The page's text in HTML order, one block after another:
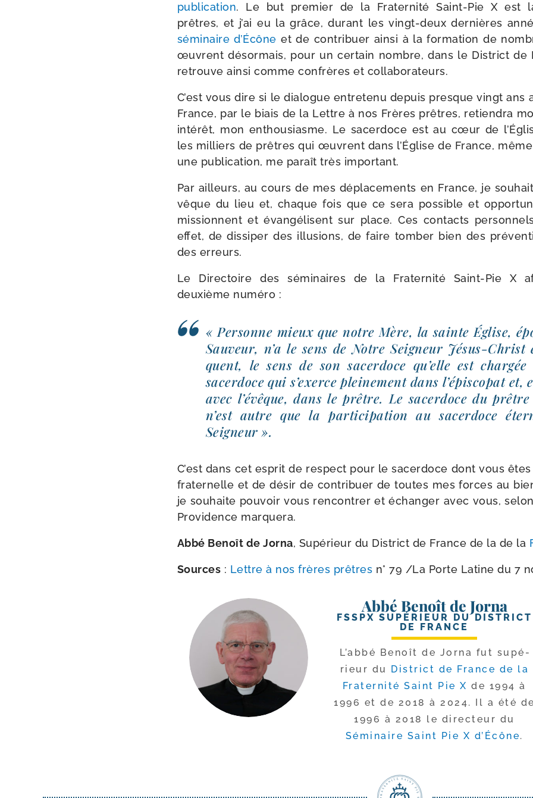
publi­ca­tion. Le but pre­mier de la Fraternité Saint-​Pie X est
prêtres, et j’ai eu la grâce, durant les vingt-​deux der­nières
sémi­naire d’Écône et de contri­buer ain­si à la for­ma­tion de
œuvrent désor­mais, pour un cer­tain nombre, dans le District de
retrouve ain­si comme confrères et collaborateurs.
C’est vous dire si le dia­logue entre­te­nu depuis presque vingt ans
France, par le biais de la Lettre à nos Frères prêtres, retien­dra
inté­rêt, mon enthou­siasme. Le sacer­doce est au cœur de
les mil­liers de prêtres qui œuvrent dans l’Église de France, même
une publi­ca­tion, me paraît très important.
Par ailleurs, au cours de mes dépla­ce­ments en France, je
vêque du lieu et, chaque fois que ce sera pos­sible et
mis­sionnent et évan­gé­lisent sur place. Ces contacts
effet, de dis­si­per des illu­sions, de faire tom­ber bien des
des erreurs.
Le Directoire des sémi­naires de la Fraternité Saint-​Pie X
deuxième numéro :
« Personne mieux que notre Mère, la sainte Église,
Sauveur, n’a le sens de Notre Seigneur Jésus-​
quent, le sens de son sacer­doce qu’elle est
sacer­doce qui s’exerce plei­ne­ment dans l’é­pis­co­pat et,
avec l’é­vêque, dans le prêtre. Le sacer­doce du prêtre
n’est autre que la par­ti­ci­pa­tion au sacer­doce
Seigneur ».
C’est dans cet esprit de res­pect pour le sacer­doce dont vous êtes
fra­ter­nelle et de désir de contri­buer de toutes mes forces au
je sou­haite pou­voir vous ren­con­trer et échan­ger avec vous,
Providence marquera.
Abbé Benoît de Jorna, Supérieur du District de France de la de la
Sources : Lettre à nos frères prêtres n° 79 /​La Porte Latine du 7
Abbé Benoît de Jorna
FSSPX SUPÉRIEUR DU DISTRICT
DE FRANCE
L’abbé Benoît de Jorna fut supé­
rieur du District de France de la
Fraternité Saint Pie X de 1994 à
1996 et de 2018 à 2024. Il a été
1996 à 2018 le direc­teur du
Séminaire Saint Pie X d’Écône.